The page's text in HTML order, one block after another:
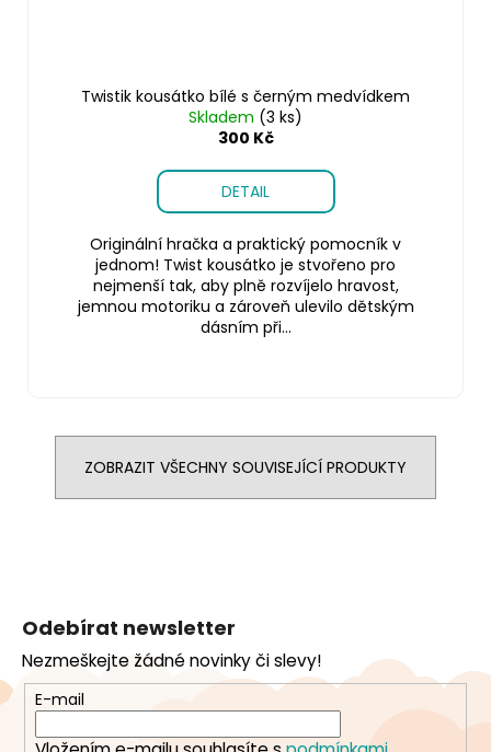
Twistik kousátko bílé s černým medvídkem
Skladem (3 ks)
300 Kč
DETAIL
Originální hračka a praktický pomocník v
jednom! Twist kousátko je stvořeno pro
nejmenší tak, aby plně rozvíjelo hravost,
jemnou motoriku a zároveň ulevilo dětským
dásním při...
ZOBRAZIT VŠECHNY SOUVISEJÍCÍ PRODUKTY
a
t
Odebírat newsletter
Nezmeškejte žádné novinky či slevy!
E-mail